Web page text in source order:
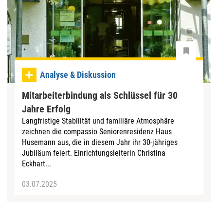
Analyse & Diskussion
Mitarbeiterbindung als Schlüssel für 30
Jahre Erfolg
Langfristige Stabilität und familiäre Atmosphäre
zeichnen die compassio Seniorenresidenz Haus
Husemann aus, die in diesem Jahr ihr 30-jähriges
Jubiläum feiert. Einrichtungsleiterin Christina
Eckhart...
03.07.2025